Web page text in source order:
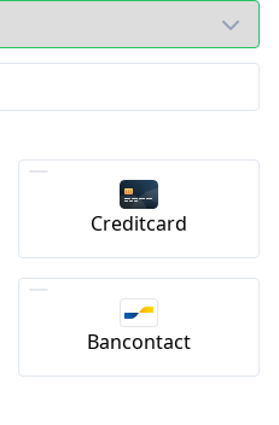
Creditcard
Bancontact